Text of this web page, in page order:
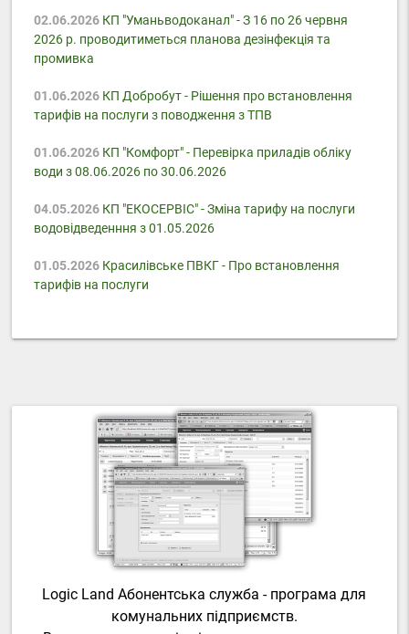
02.06.2026КП "Уманьводоканал" - З 16 по 26 червня
2026 р. проводитиметься планова дезінфекція та
промивка
01.06.2026КП Добробут - Pішення про встановлення
тарифів на послуги з поводження з ТПВ
01.06.2026КП "Комфорт" - Перевірка приладів обліку
води з 08.06.2026 по 30.06.2026
04.05.2026КП "ЕКОСЕРВІС" - Зміна тарифу на послуги
водовідведенння з 01.05.2026
01.05.2026Красилівське ПВКГ - Про встановлення
тарифів на послуги
Logic Land Абонентська служба - програма для
комунальних підприємств.